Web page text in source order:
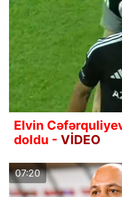
Elvin
doldu - VİDEO
07:20